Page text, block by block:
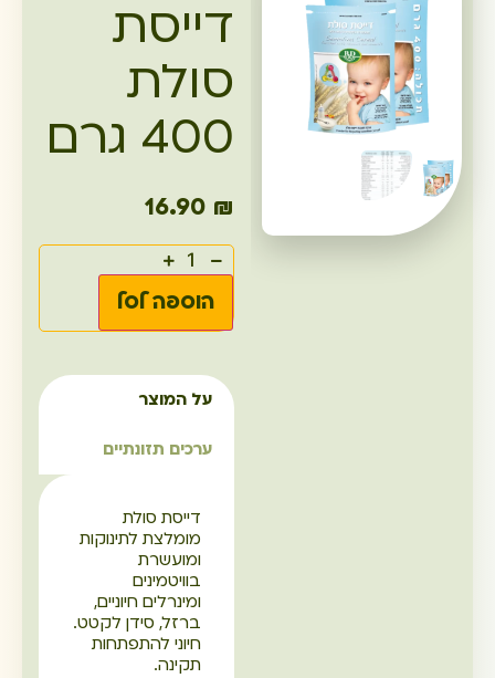
דייסת
סולת
400 גרם
16.90 ₪
הוספה לסל
על המוצר
ערכים תזונתיים
דייסת סולת
מומלצת לתינוקות
ומועשרת
בוויטמינים
ומינרלים חיוניים,
ברזל, סידן לקטט.
חיוני להתפתחות
תקינה.